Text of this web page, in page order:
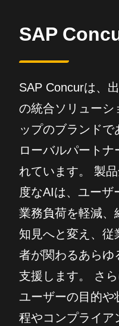
SAP
SAP Concurは、
の統合ソリューシ
ップのブランド
ローバルパートナ
れています。 製
度なAIは、ユーザ
業務負荷を軽減、
知見へと変え、従
者が関わるあらゆ
支援します。 さ
ユーザーの目的や
程やコンプライア